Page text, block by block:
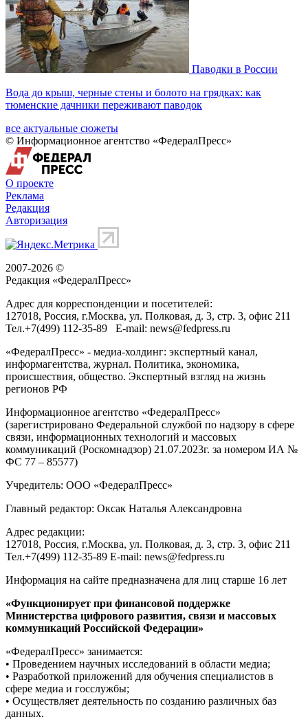
Паводки в России
Вода до крыш, черные стены и болото на грядках: как
тюменские дачники переживают паводок
все актуальные сюжеты
© Информационное агентство «ФедералПресс»
О проекте
Реклама
Редакция
Авторизация
2007-2026 ©
Редакция «ФедералПресс»
Адрес для корреспонденции и посетителей:
127018, Россия, г.Москва, ул. Полковая, д. 3, стр. 3, офис 211
Тел.+7(499) 112-35-89 E-mail: news@fedpress.ru
«ФедералПресс» - медиа-холдинг: экспертный канал,
информагентства, журнал. Политика, экономика,
происшествия, общество. Экспертный взгляд на жизнь
регионов РФ
Информационное агентство «ФедералПресс»
(зарегистрировано Федеральной службой по надзору в сфере
связи, информационных технологий и массовых
коммуникаций (Роскомнадзор) 21.07.2023г. за номером ИА №
ФС 77 – 85577)
Учредитель: ООО «ФедералПресс»
Главный редактор: Оксак Наталья Александровна
Адрес редакции:
127018, Россия, г.Москва, ул. Полковая, д. 3, стр. 3, офис 211
Тел.+7(499) 112-35-89 E-mail: news@fedpress.ru
Информация на сайте предназначена для лиц старше 16 лет
«Функционирует при финансовой поддержке
Министерства цифрового развития, связи и массовых
коммуникаций Российской Федерации»
«ФедералПресс» занимается:
• Проведением научных исследований в области медиа;
• Разработкой приложений для обучения специалистов в
сфере медиа и госслужбы;
• Осуществляет деятельность по созданию различных баз
данных.